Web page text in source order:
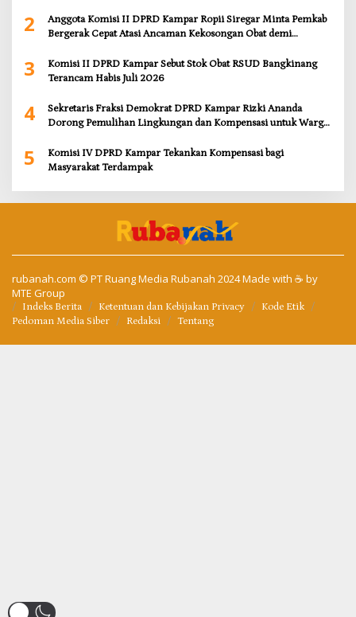
2
Anggota Komisi II DPRD Kampar Ropii Siregar Minta Pemkab
Bergerak Cepat Atasi Ancaman Kekosongan Obat demi
3
Komisi II DPRD Kampar Sebut Stok Obat RSUD Bangkinang
Terancam Habis Juli 2026
4
Sekretaris Fraksi Demokrat DPRD Kampar Rizki Ananda
Dorong Pemulihan Lingkungan dan Kompensasi untuk Warga
5
Komisi IV DPRD Kampar Tekankan Kompensasi bagi
Masyarakat Terdampak
rubanah.com © PT Ruang Media Rubanah 2024 Made with ☕ by
MTE Group
Indeks Berita Ketentuan dan Kebijakan Privacy
Kode Etik
Pedoman Media Siber
Redaksi Tentang